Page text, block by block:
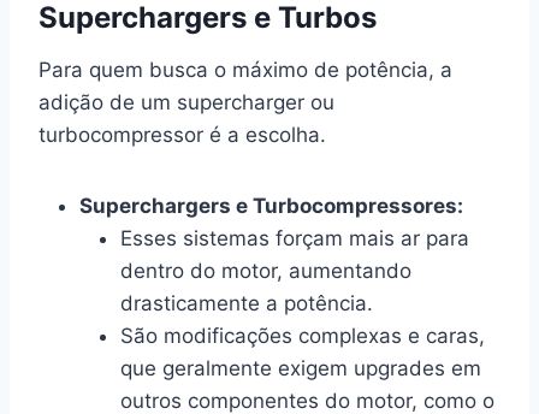
Superchargers e Turbos
Para quem busca o máximo de potência, a
adição de um supercharger ou
turbocompressor é a escolha.
Superchargers e Turbocompressores:
Esses sistemas forçam mais ar para
dentro do motor, aumentando
drasticamente a potência.
São modificações complexas e caras,
que geralmente exigem upgrades em
outros componentes do motor, como o